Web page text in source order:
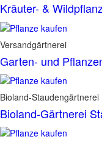
Kräuter- &
Versandgärtnerei
Garten- und
Bioland-Staudengärtnerei
Bioland-Gärtnerei